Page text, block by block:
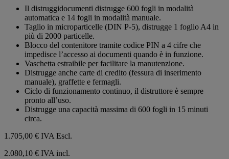
Il distruggidocumenti distrugge 600 fogli in modalità
automatica e 14 fogli in modalità manuale.
Taglio in microparticelle (DIN P-5), distrugge 1 foglio A4 in
più di 2000 particelle.
Blocco del contenitore tramite codice PIN a 4 cifre che
impedisce l’accesso ai documenti quando è in funzione.
Vaschetta estraibile per facilitare la manutenzione.
Distrugge anche carte di credito (fessura di inserimento
manuale), graffette e fermagli.
Ciclo di funzionamento continuo, il distruttore è sempre
pronto all’uso.
Distrugge una capacità massima di 600 fogli in 15 minuti
circa.
1.705,00 € IVA Escl.
2.080,10 € IVA incl.